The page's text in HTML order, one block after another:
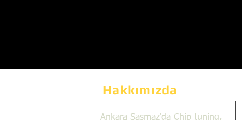
Hakkımızda
Ankara Şaşmaz'da Chip tuning,